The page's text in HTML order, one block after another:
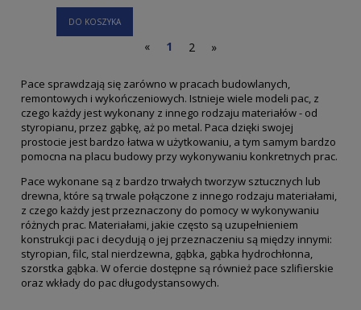
DO KOSZYKA
« 1 2 »
Pace sprawdzają się zarówno w pracach budowlanych,
remontowych i wykończeniowych. Istnieje wiele modeli pac, z
czego każdy jest wykonany z innego rodzaju materiałów - od
styropianu, przez gąbkę, aż po metal. Paca dzięki swojej
prostocie jest bardzo łatwa w użytkowaniu, a tym samym bardzo
pomocna na placu budowy przy wykonywaniu konkretnych prac.
Pace wykonane są z bardzo trwałych tworzyw sztucznych lub
drewna, które są trwale połączone z innego rodzaju materiałami,
z czego każdy jest przeznaczony do pomocy w wykonywaniu
różnych prac. Materiałami, jakie często są uzupełnieniem
konstrukcji pac i decydują o jej przeznaczeniu są między innymi:
styropian, filc, stal nierdzewna, gąbka, gąbka hydrochłonna,
szorstka gąbka. W ofercie dostępne są również pace szlifierskie
oraz wkłady do pac długodystansowych.